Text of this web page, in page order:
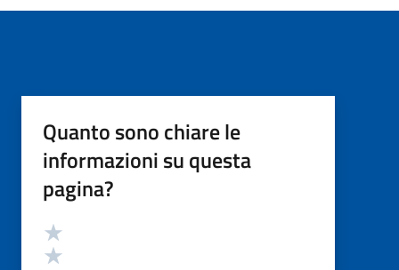
Quanto sono chiare le
informazioni su questa
pagina?
Valutazione